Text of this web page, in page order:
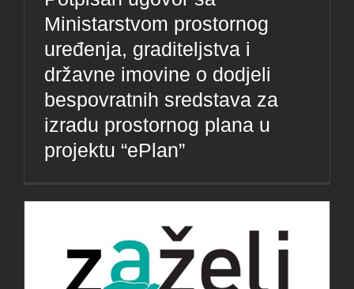
Ministarstvom prostornog
uređenja, graditeljstva i
državne imovine o dodjeli
bespovratnih sredstava za
izradu prostornog plana u
projektu “ePlan”